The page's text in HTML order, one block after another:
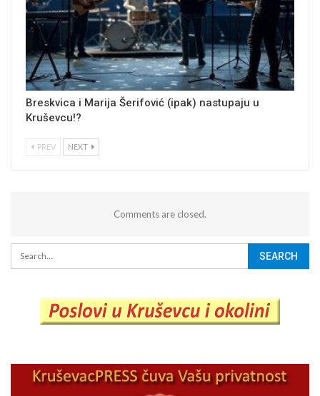
Breskvica i Marija Šerifović (ipak) nastupaju u
Kruševcu!?
PREV NEXT
Comments are closed.